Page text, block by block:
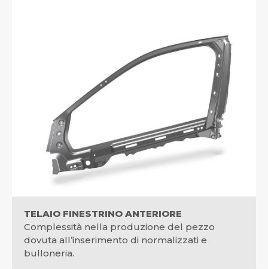
TELAIO FINESTRINO ANTERIORE
Complessità nella produzione del pezzo
dovuta all’inserimento di normalizzati e
bulloneria.